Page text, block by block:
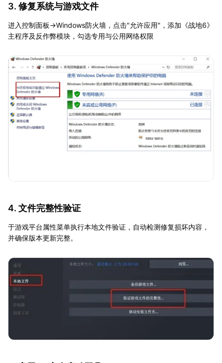
3. 修复系统与游戏文件
进入控制面板→Windows防火墙，点击"允许应用"，添加《战地6》
主程序及反作弊模块，勾选专用与公用网络权限
4. 文件完整性验证
于游戏平台属性菜单执行本地文件验证，自动检测修复损坏内容，
并确保版本更新完整。